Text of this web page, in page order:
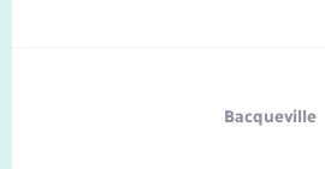
Bacqueville